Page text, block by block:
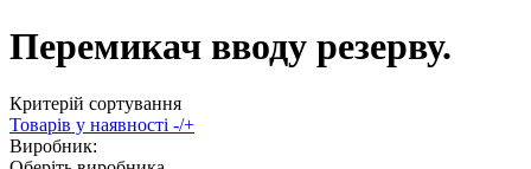
Перемикач вводу резерву.
Критерій сортування
Товарів у наявності -/+
Виробник: